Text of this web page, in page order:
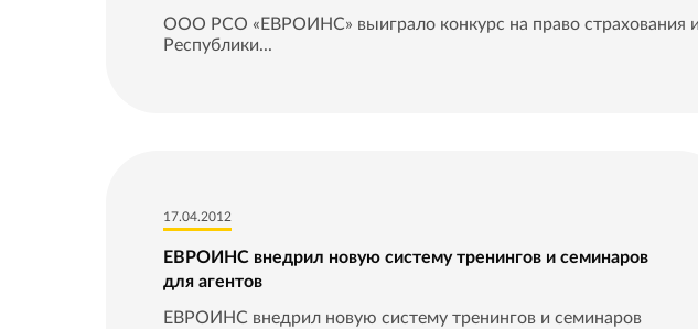
ООО РСО «ЕВРОИНС» выиграло конкурс на право страхования
Республики...
17.04.2012
ЕВРОИНС внедрил новую систему тренингов и семинаров
для агентов
ЕВРОИНС внедрил новую систему тренингов и семинаров